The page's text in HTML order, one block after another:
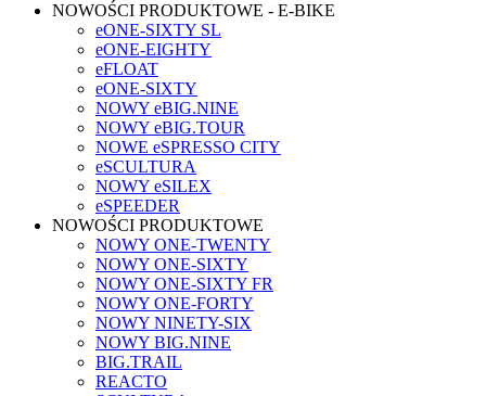
NOWOŚCI PRODUKTOWE - E-BIKE
eONE-SIXTY SL
eONE-EIGHTY
eFLOAT
eONE-SIXTY
NOWY eBIG.NINE
NOWY eBIG.TOUR
NOWE eSPRESSO CITY
eSCULTURA
NOWY eSILEX
eSPEEDER
NOWOŚCI PRODUKTOWE
NOWY ONE-TWENTY
NOWY ONE-SIXTY
NOWY ONE-SIXTY FR
NOWY ONE-FORTY
NOWY NINETY-SIX
NOWY BIG.NINE
BIG.TRAIL
REACTO